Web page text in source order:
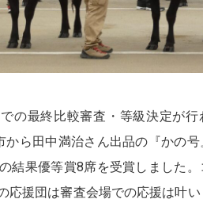
の最終比較審査・等級決定が行
ら田中満治さん出品の『かの
結果優等賞8席を受賞しました。
応援団は審査会場での応援は叶